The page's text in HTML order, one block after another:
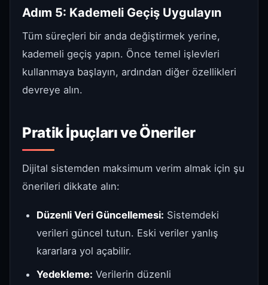
Adım 5: Kademeli Geçiş Uygulayın
Tüm süreçleri bir anda değiştirmek yerine,
kademeli geçiş yapın. Önce temel işlevleri
kullanmaya başlayın, ardından diğer özellikleri
devreye alın.
Pratik İpuçları ve Öneriler
Dijital sistemden maksimum verim almak için şu
önerileri dikkate alın:
Düzenli Veri Güncellemesi: Sistemdeki
verileri güncel tutun. Eski veriler yanlış
kararlara yol açabilir.
Yedekleme: Verilerin düzenli